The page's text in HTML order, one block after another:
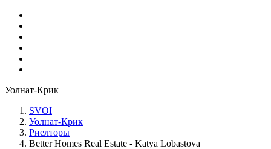
Уолнат-Крик
SVOI
Уолнат-Крик
Риелторы
Better Homes Real Estate - Katya Lobastova